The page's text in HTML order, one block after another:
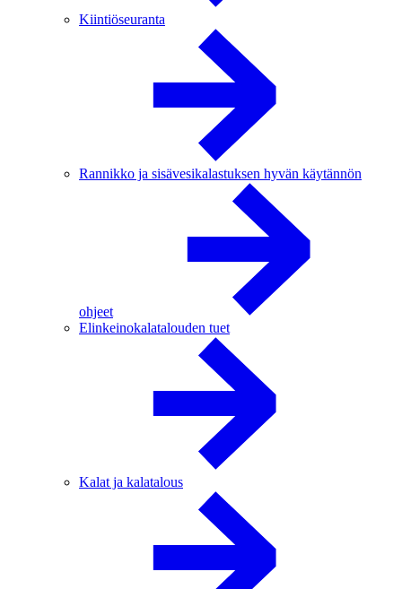
Kiintiöseuranta
Rannikko ja sisävesikalastuksen hyvän käytännön
ohjeet
Elinkeinokalatalouden tuet
Kalat ja kalatalous